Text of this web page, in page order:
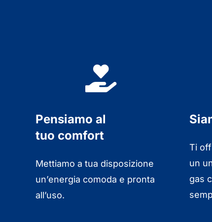
Pensiamo al
tuo comfort
Mettiamo a tua disposizione
un’energia comoda e pronta
all’uso.
Ti
un
gas